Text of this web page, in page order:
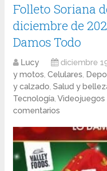
Folleto Soriana
diciembre de
Damos Todo
Lucy diciembre
y motos,Celulares,
y calzado,Salud y
Tecnología,Videojuegos
comentarios